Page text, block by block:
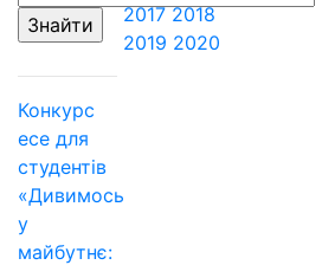
2017 2018
2019 2020
Конкурс
есе для
студентів
«Дивимось
у
майбутнє: